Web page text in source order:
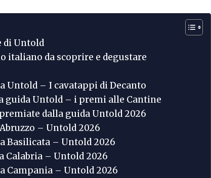
di Untold
italiano da scoprire e degustare
– I cavatappi di Decanto
guida Untold – i premi alle Cantine
dalla guida Untold 2026
– Untold 2026
Basilicata – Untold 2026
Calabria – Untold 2026
Campania – Untold 2026